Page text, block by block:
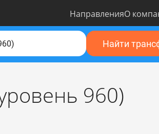
НаправленияО
Найти
960)